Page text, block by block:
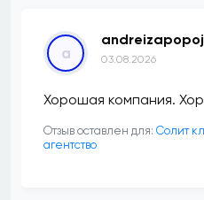
a 03.08.2026
Хорошая компания.
Отзыв оставлен для: Солит
агентство